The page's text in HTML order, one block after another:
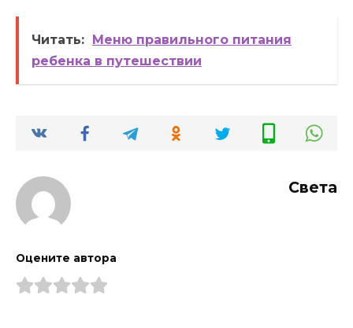
Читать:
Меню правильного питания
ребенка в путешествии
Света
Оцените автора